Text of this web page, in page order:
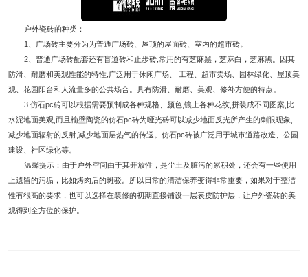
户外瓷砖的种类：
1、广场砖主要分为为普通广场砖、屋顶的屋面砖、室内的超市砖。
2、普通广场砖配套还有盲道砖和止步砖,常用的有芝麻黑，芝麻白，芝麻黑。因其
防滑、耐磨和美观性能的特性,广泛用于休闲广场、 工程、超市卖场、园林绿化、屋顶美
观、花园阳台和人流量多的公共场合。具有防滑、耐磨、美观、修补方便的特点。
3.仿石pc砖可以根据需要预制成各种规格、颜色,镶上各种花纹,拼装成不同图案,比
水泥地面美观,而且榆壁陶瓷的仿石pc砖为哑光砖可以减少地面反光所产生的刺眼现象,
减少地面辐射的反射,减少地面层热气的传送。仿石pc砖被广泛用于城市道路改造、公园
建设、社区绿化等。
温馨提示：由于户外空间由于其开放性，是尘土及脏污的累积处，还会有一些使用
上遗留的污垢，比如烤肉后的斑驳。所以日常的清洁保养变得非常重要，如果对于整洁
性有很高的要求，也可以选择在装修的初期直接铺设一层表皮防护层，让户外瓷砖的美
观得到全方位的保护。